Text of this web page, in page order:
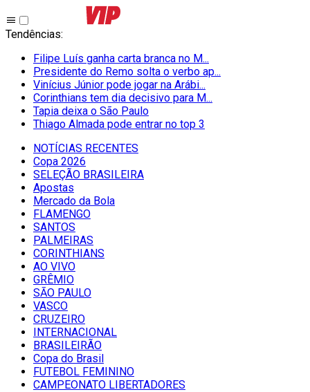
Tendências:
Filipe Luís ganha carta branca no M...
Presidente do Remo solta o verbo ap...
Vinícius Júnior pode jogar na Arábi...
Corinthians tem dia decisivo para M...
Tapia deixa o São Paulo
Thiago Almada pode entrar no top 3
NOTÍCIAS RECENTES
Copa 2026
SELEÇÃO BRASILEIRA
Apostas
Mercado da Bola
FLAMENGO
SANTOS
PALMEIRAS
CORINTHIANS
AO VIVO
GRÊMIO
SĀO PAULO
VASCO
CRUZEIRO
INTERNACIONAL
BRASILEIRÃO
Copa do Brasil
FUTEBOL FEMININO
CAMPEONATO LIBERTADORES